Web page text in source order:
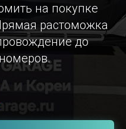
на покупке
растоможка
до